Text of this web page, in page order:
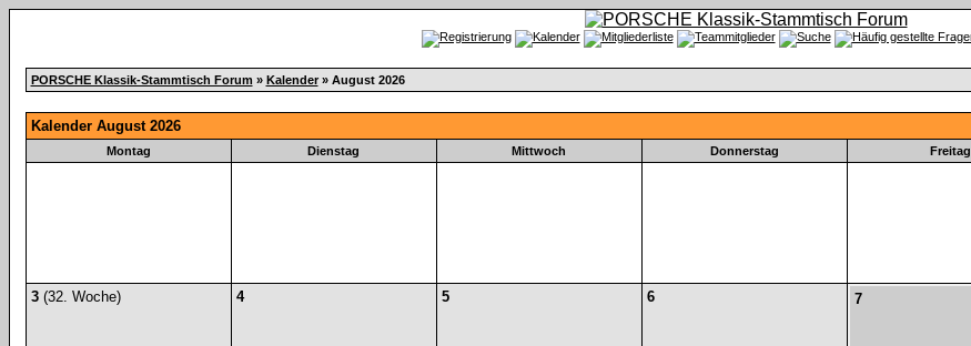
PORSCHE Klassik-Stammtisch Forum » Kalender» August 2026
Kalender August 2026
Montag Dienstag Mittwoch Donnerstag Freitag
3(32. Woche) 4 5 6 7